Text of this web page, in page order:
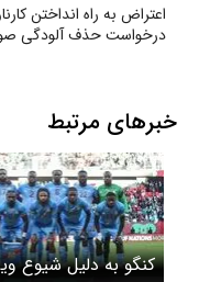
اعتراض به راه انداختن
درخواست حذف آلودگی
خبرهای مرتبط
کنگو به دلیل شیوع